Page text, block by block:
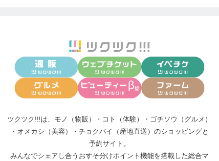
ツクツク!!!は、 モノ（物販） ・ コト（体験） ・ ゴチソウ（グルメ）
・ オメカシ（美容） ・ チョクバイ（産地直送） のショッピングと
予約サイト。
みんなでシェアし合う おすそ分けポイント機能を搭載した総合マ